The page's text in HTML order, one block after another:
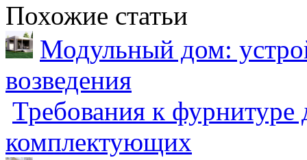
Похожие статьи
Модульный дом:
возведения
Требования к фурнитуре
комплектующих